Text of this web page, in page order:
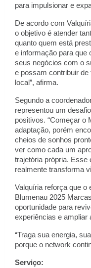
para impulsionar e
De acordo com
o objetivo é atender
quanto quem está
e informação para que
seus negócios com o
e possam contribuir
local”, afirma.
Segundo a
representou um
positivos. “Começar o
adaptação, porém
cheios de sonhos
ver como cada um
trajetória própria. Esse
realmente transforma
Valquíria reforça que o
Blumenau 2025
oportunidade para
experiências e ampliar
“Traga sua energia,
porque o network
Serviço: